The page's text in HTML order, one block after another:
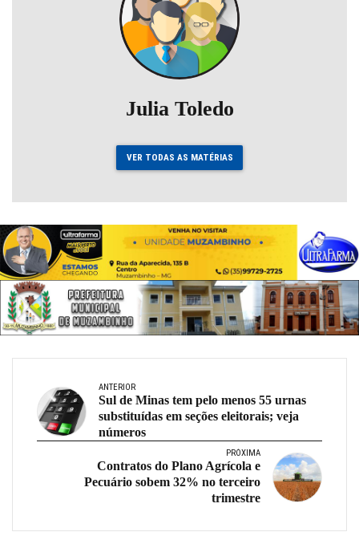
Julia Toledo
VER TODAS AS MATÉRIAS
ANTERIOR
Sul de Minas tem pelo menos 55 urnas
substituídas em seções eleitorais; veja
números
PRÓXIMA
Contratos do Plano Agrícola e
Pecuário sobem 32% no terceiro
trimestre